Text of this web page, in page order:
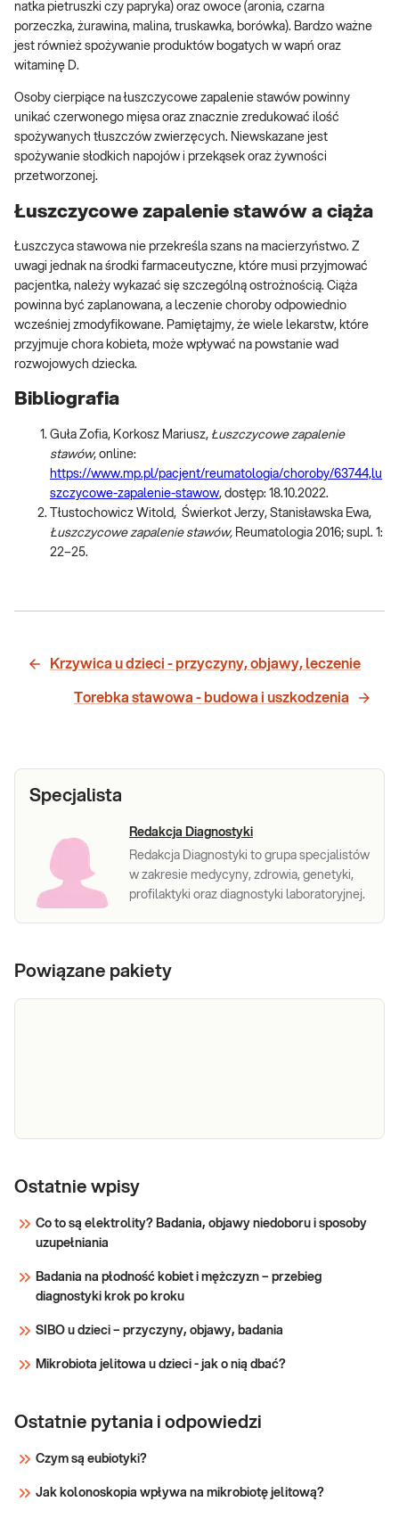
natka pietruszki czy papryka) oraz owoce (aronia, czarna
porzeczka, żurawina, malina, truskawka, borówka). Bardzo ważne
jest również spożywanie produktów bogatych w wapń oraz
witaminę D.
Osoby cierpiące na łuszczycowe zapalenie stawów powinny
unikać czerwonego mięsa oraz znacznie zredukować ilość
spożywanych tłuszczów zwierzęcych. Niewskazane jest
spożywanie słodkich napojów i przekąsek oraz żywności
przetworzonej.
Łuszczycowe zapalenie stawów a ciąża
Łuszczyca stawowa nie przekreśla szans na macierzyństwo. Z
uwagi jednak na środki farmaceutyczne, które musi przyjmować
pacjentka, należy wykazać się szczególną ostrożnością. Ciąża
powinna być zaplanowana, a leczenie choroby odpowiednio
wcześniej zmodyfikowane. Pamiętajmy, że wiele lekarstw, które
przyjmuje chora kobieta, może wpływać na powstanie wad
rozwojowych dziecka.
Bibliografia
Guła Zofia, Korkosz Mariusz, Łuszczycowe zapalenie
stawów, online:
https://www.mp.pl/pacjent/reumatologia/choroby/63744,lu
szczycowe-zapalenie-stawow, dostęp: 18.10.2022.
Tłustochowicz Witold, Świerkot Jerzy, Stanisławska Ewa,
Łuszczycowe zapalenie stawów, Reumatologia 2016; supl. 1:
22–25.
Krzywica u dzieci - przyczyny, objawy, leczenie
Torebka stawowa - budowa i uszkodzenia
Specjalista
Redakcja Diagnostyki
Redakcja Diagnostyki to grupa specjalistów
w zakresie medycyny, zdrowia, genetyki,
profilaktyki oraz diagnostyki laboratoryjnej.
Powiązane pakiety
reumatologiczny
występowania dolegliwości bólowych w
Ostatnie wpisy
Co to są elektrolity? Badania, objawy niedoboru i sposoby
uzupełniania
Badania na płodność kobiet i mężczyzn – przebieg
diagnostyki krok po kroku
SIBO u dzieci – przyczyny, objawy, badania
Mikrobiota jelitowa u dzieci - jak o nią dbać?
Ostatnie pytania i odpowiedzi
Czym są eubiotyki?
Jak kolonoskopia wpływa na mikrobiotę jelitową?